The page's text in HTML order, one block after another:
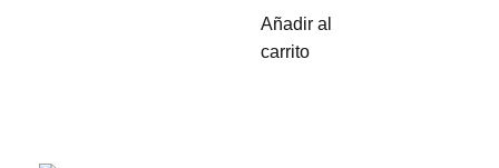
Añadir al
carrito